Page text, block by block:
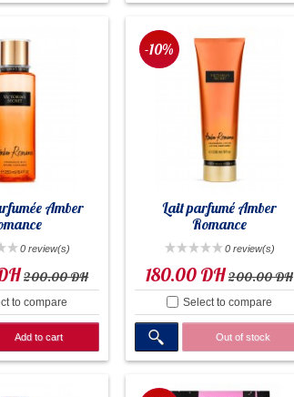
Amber
0 review(s)
200.00 DH
to compare
Add to cart
Lait parfumé Amber
Romance
0 review(s)
-10%
180.00 DH200.00 DH
Select to compare
Out of stock